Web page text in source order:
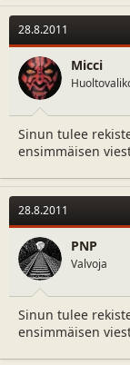
28.8.2011
Micci
Sinun tulee
ensimmäisen
28.8.2011
PNP
Valvoja
Sinun tulee
ensimmäisen